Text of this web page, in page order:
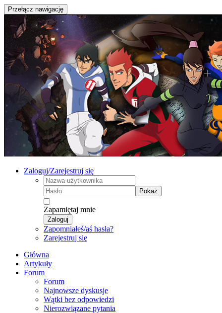
Przełącz nawigację
Zaloguj/Zarejestruj się
Pokaż
Zapamiętaj mnie
Zaloguj
Zapomniałeś/aś hasła?
Zarejestruj się
Główna
Artykuły
Forum
Forum
Najnowsze dyskusje
Wątki bez odpowiedzi
Nierozwiązane pytania